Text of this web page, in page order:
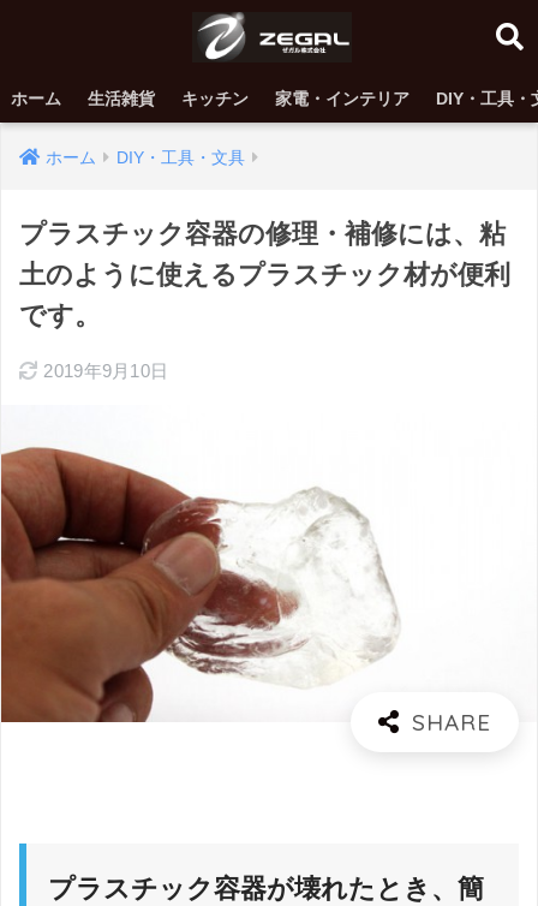
ホーム 生活雑貨 キッチン 家電・インテリア DIY・工具・
ホーム DIY・工具・文具
プラスチック容器の修理・補修には、粘
土のように使えるプラスチック材が便利
です。
2019年9月10日
プラスチック容器が壊れたとき、簡